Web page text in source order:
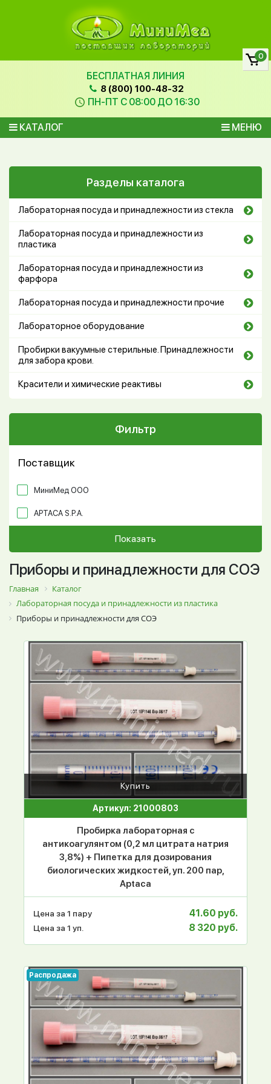
БЕСПЛАТНАЯ ЛИНИЯ
8 (800) 100-48-32
ПН-ПТ С 08:00 ДО 16:30
КАТАЛОГ МЕНЮ
0
Разделы каталога
Лабораторная посуда и принадлежности из стекла
Лабораторная посуда и принадлежности из
пластика
Лабораторная посуда и принадлежности из
фарфора
Лабораторная посуда и принадлежности прочие
Лабораторное оборудование
Пробирки вакуумные стерильные. Принадлежности
для забора крови.
Красители и химические реактивы
Фильтр
Поставщик
МиниМед ООО
APTACA S.P.A.
Показать
Приборы и принадлежности для СОЭ
Главная
Каталог
Лабораторная посуда и принадлежности из пластика
Приборы и принадлежности для СОЭ
Купить
Артикул: 21000803
Пробирка лабораторная с
антикоагулянтом (0,2 мл цитрата натрия
3,8%) + Пипетка для дозирования
биологических жидкостей, уп. 200 пар,
Aptaca
Цена за 1 пару 41.60 руб.
Цена за 1 уп. 8 320 руб.
Распродажа